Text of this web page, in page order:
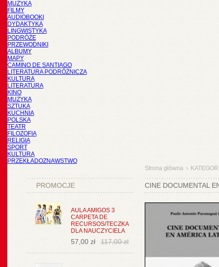
MUZYKA
FILMY
AUDIOBOOKI
DYDAKTYKA
LINGWISTYKA
PODRÓŻE
PRZEWODNIKI
ALBUMY
MAPY
CAMINO DE SANTIAGO
LITERATURA PODRÓŻNICZA
KULTURA
LITERATURA
KINO
MUZYKA
SZTUKA
KUCHNIA
POLSKA
TEATR
FILOZOFIA
RELIGIA
SPORT
KULTURA
PRZEKŁADOZNAWSTWO
PROMOCJE
AULA AMIGOS 3
CARPETA DE
RECURSOS/TECZKA
DLA NAUCZYCIELA
57,00 zł 117,00 zł
Strona główna >
CINE DOCUMENTAL